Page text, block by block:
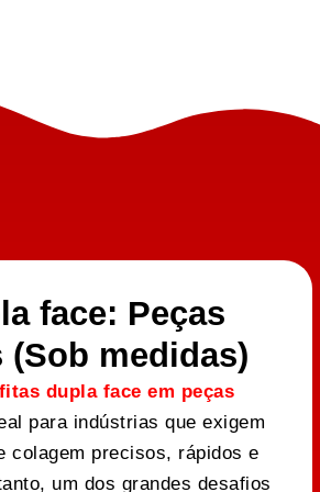
face: Peças
(Sob medidas)
fitas dupla face em peças
para indústrias que exigem
colagem precisos, rápidos e
um dos grandes desafios